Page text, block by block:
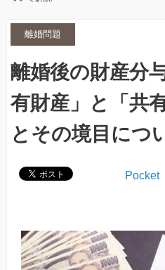
離婚問題
離婚後の財産分
有財産」と「共
とその境目につ
Pocket